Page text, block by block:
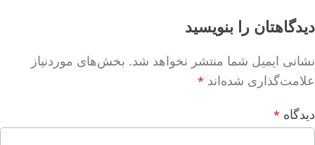
دیدگاهتان را بنویسید
نشانی ایمیل شما منتشر نخواهد شد. بخش‌های موردنیاز
علامت‌گذاری شده‌اند *
دیدگاه *